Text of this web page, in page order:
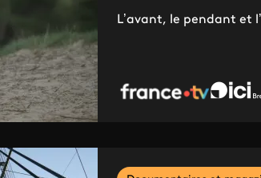
L’avant, le pendant et